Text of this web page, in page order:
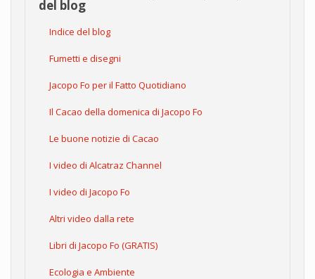
del blog
Indice del blog
Fumetti e disegni
Jacopo Fo per il Fatto Quotidiano
Il Cacao della domenica di Jacopo Fo
Le buone notizie di Cacao
I video di Alcatraz Channel
I video di Jacopo Fo
Altri video dalla rete
Libri di Jacopo Fo (GRATIS)
Ecologia e Ambiente